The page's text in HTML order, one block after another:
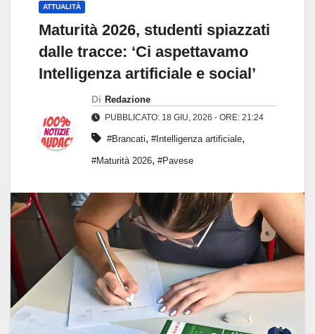
ATTUALITÀ
Maturità 2026, studenti spiazzati
dalle tracce: ‘Ci aspettavamo
Intelligenza artificiale e social’
Di Redazione
PUBBLICATO: 18 GIU, 2026 - ORE: 21:24
#Brancati, #Intelligenza artificiale,
#Maturità 2026, #Pavese